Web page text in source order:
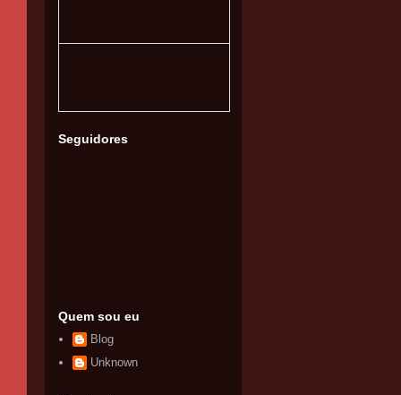
Seguidores
Quem sou eu
Blog
Unknown